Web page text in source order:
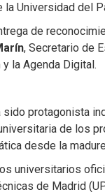
la Universidad del
de
, Secretario de
la Agenda Digital.
sido protagonista
de los
desde la
universitarios
de Madrid